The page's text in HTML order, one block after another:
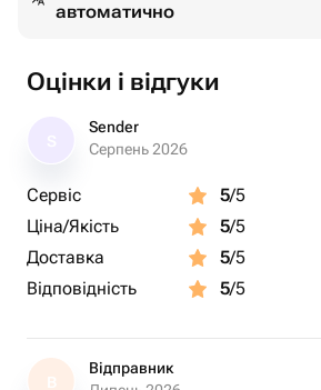
растаял и раскрыл свой нежный вкус.
автоматично
Оцінки і відгуки
Sender
Серпень 2026
Сервіс 5/5
Ціна/Якість
5/5
Доставка
5/5
Відповідність
5/5
В
Відправник